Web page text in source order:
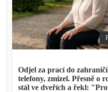
Odjel za prací do
telefony, zmizel. Přesně o
stál ve dveřích a řekl: